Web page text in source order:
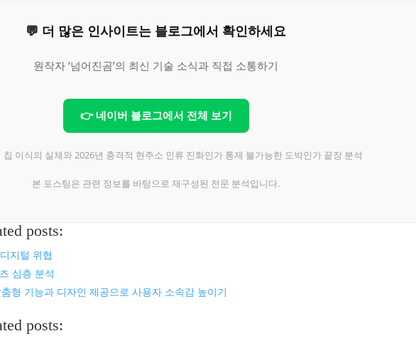
💬 더 많은 인사이트는 블로그에서 확인하세요
원작자 ‘넘어진곰’의 최신 기술 소식과 직접 소통하기
👉 네이버 블로그에서 전체 보기
칩 이식의 실체와 2026년 충격적 현주소 인류 진화인가 통제 불가능한 도박인가 끝장 분석
본 포스팅은 관련 정보를 바탕으로 재구성된 전문 분석입니다.
posts:
지털 위협
심층 분석
형 기능과 디자인 제공으로 사용자 소속감 높이기
posts: